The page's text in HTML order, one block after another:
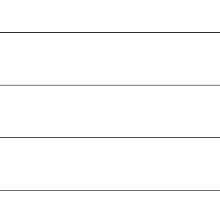
de Marijampolė
Pays